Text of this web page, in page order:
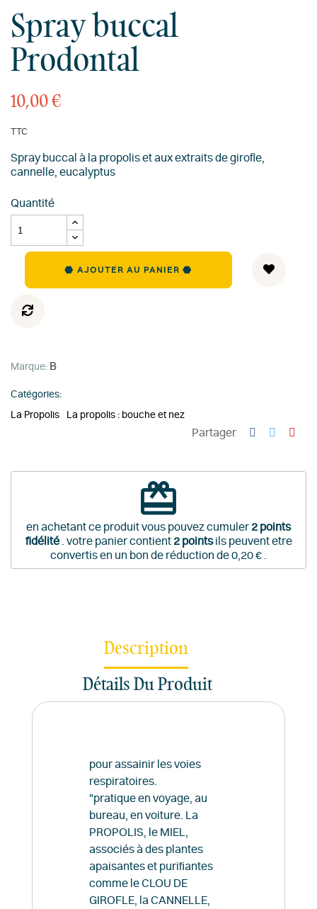
Spray buccal
Prodontal
10,00 €
TTC
Spray buccal à la propolis et aux extraits de girofle,
cannelle, eucalyptus
Quantité
AJOUTER AU PANIER
Marque: B
Catégories:
La Propolis La propolis : bouche et nez
Partager
redeem
en achetant ce produit vous pouvez cumuler 2 points
fidélité. votre panier contient 2pointsils peuvent etre
convertis en un bon de réduction de0,20 €
Description
Détails Du Produit
pour assainir les voies
respiratoires.
"pratique en voyage, au
bureau, en voiture. La
PROPOLIS, le MIEL,
associés à des plantes
apaisantes et purifiantes
comme le CLOU DE
GIROFLE, la CANNELLE,